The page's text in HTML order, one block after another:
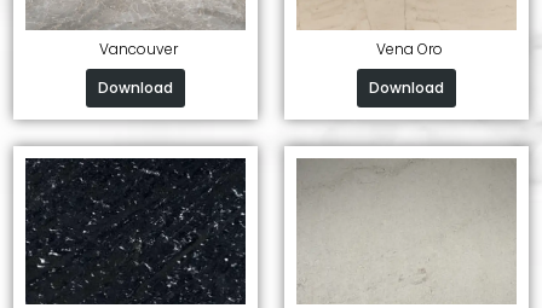
Vancouver
Download
Vena Oro
Download